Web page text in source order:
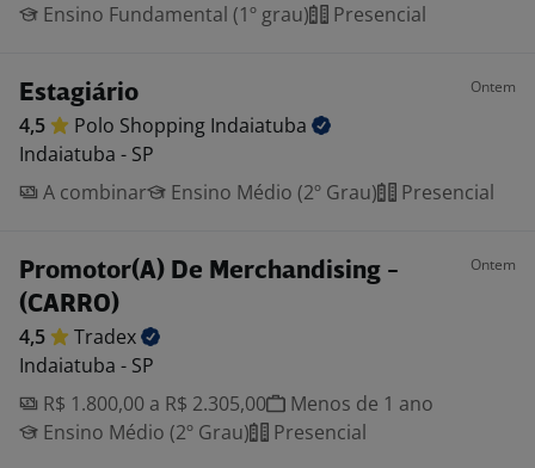
Ensino Fundamental (1º grau)
Presencial
Estagiário Ontem
4,5 Polo Shopping Indaiatuba
Indaiatuba - SP
A combinar
Ensino Médio (2º Grau) Presencial
Promotor(A) De Merchandising -
(CARRO)
Ontem
4,5
Tradex
Indaiatuba - SP
R$ 1.800,00 a R$ 2.305,00
Menos de 1 ano
Ensino Médio (2º Grau)
Presencial